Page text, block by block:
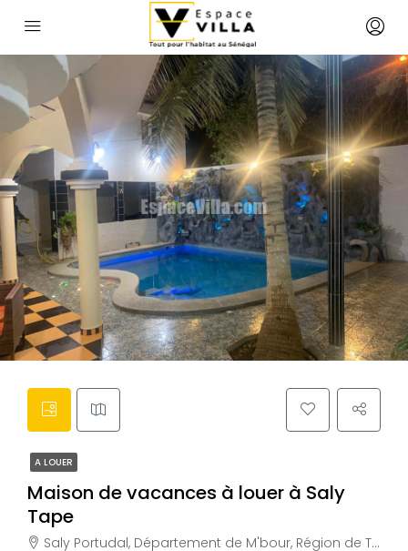
A LOUER
Maison de vacances à louer à Saly
Tape
Saly Portudal, Département de M'bour, Région de Thiès, Sénégal